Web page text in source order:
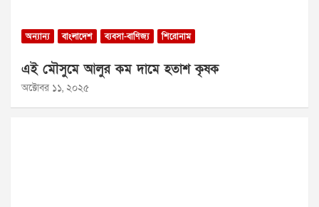
অন্যান্য বাংলাদেশ ব্যবসা-বাণিজ্য শিরোনাম
এই মৌসুমে আলুর কম দামে হতাশ কৃষক
অক্টোবর ১১, ২০২৫